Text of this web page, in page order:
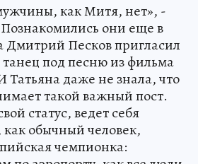
как Митя, нет», -
они еще в
Дмитрий Песков пригласил
под песню из фильма
Татьяна даже не знала, что
такой важный пост.
статус, ведет себя
обычный человек,
чемпионка: